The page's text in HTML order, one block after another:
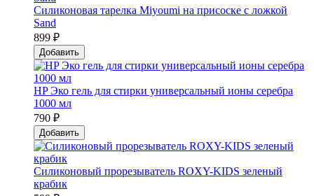
Силиконовая тарелка Мiyoumi на присоске с ложкой
Sand
899 ₽
Добавить
HP Эко гель для стирки универсальный ионы серебра
1000 мл
790 ₽
Добавить
Силиконовый прорезыватель ROXY-KIDS зеленый
крабик